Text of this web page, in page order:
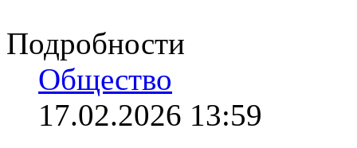
Подробности
Общество
17.02.2026 13:59